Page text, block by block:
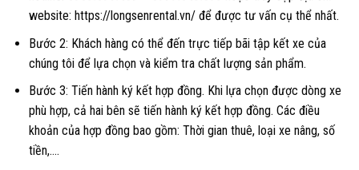
website: https://longsenrental.vn/ để được tư vấn cụ thể nhất.
Bước 2: Khách hàng có thể đến trực tiếp bãi tập kết xe của
chúng tôi để lựa chọn và kiểm tra chất lượng sản phẩm.
Bước 3: Tiến hành ký kết hợp đồng. Khi lựa chọn được dòng xe
phù hợp, cả hai bên sẽ tiến hành ký kết hợp đồng. Các điều
khoản của hợp đồng bao gồm: Thời gian thuê, loại xe nâng, số
tiền,….